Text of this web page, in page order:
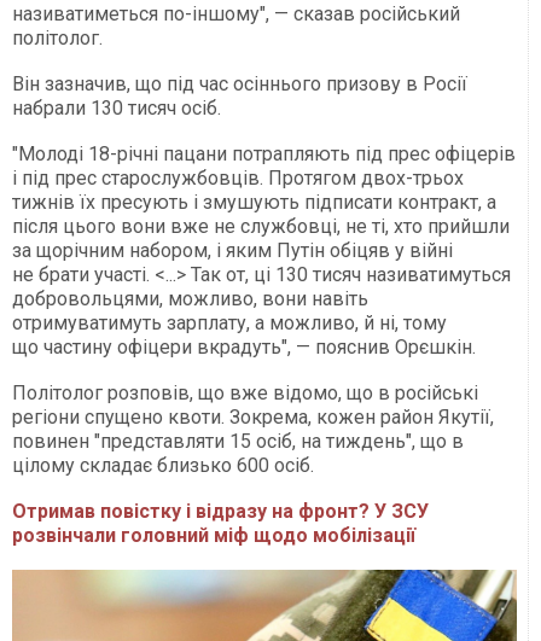
називатиметься по-іншому", — сказав російський
політолог.
Він зазначив, що під час осіннього призову в Росії
набрали 130 тисяч осіб.
"Молоді 18-річні пацани потрапляють під прес офіцерів
і під прес старослужбовців. Протягом двох-трьох
тижнів їх пресують і змушують підписати контракт, а
після цього вони вже не службовці, не ті, хто прийшли
за щорічним набором, і яким Путін обіцяв у війні
не брати участі. <...> Так от, ці 130 тисяч називатимуться
добровольцями, можливо, вони навіть
отримуватимуть зарплату, а можливо, й ні, тому
що частину офіцери вкрадуть", — пояснив Орєшкін.
Політолог розповів, що вже відомо, що в російські
регіони спущено квоти. Зокрема, кожен район Якутії,
повинен "представляти 15 осіб, на тиждень", що в
цілому складає близько 600 осіб.
Отримав повістку і відразу на фронт? У ЗСУ
розвінчали головний міф щодо мобілізації